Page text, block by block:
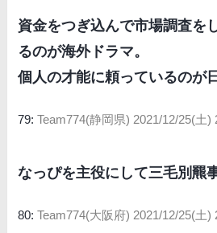
資金をつぎ込んで市場調査を
るのが海外ドラマ。
個人の才能に頼っているのが
79:Team774(静岡県) 2021/12/25(土)
なっぴを主役にして三毛別羆
80:Team774(大阪府) 2021/12/25(土)